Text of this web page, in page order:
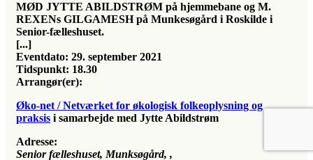
MØD JYTTE ABILDSTRØM på hjemmebane og M.
REXENs GILGAMESH på Munkesøgård i Roskilde i
Senior-fælleshuset.
[...]
Eventdato: 29. september 2021
Tidspunkt: 18.30
Arrangør(er):
Øko-net / Netværket for økologisk folkeoplysning og
praksis i samarbejde med Jytte Abildstrøm
Adresse:
Senior fælleshuset, Munksøgård, ,